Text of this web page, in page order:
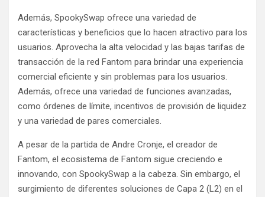
Además, SpookySwap ofrece una variedad de
características y beneficios que lo hacen atractivo para los
usuarios. Aprovecha la alta velocidad y las bajas tarifas de
transacción de la red Fantom para brindar una experiencia
comercial eficiente y sin problemas para los usuarios.
Además, ofrece una variedad de funciones avanzadas,
como órdenes de límite, incentivos de provisión de liquidez
y una variedad de pares comerciales.
A pesar de la partida de Andre Cronje, el creador de
Fantom, el ecosistema de Fantom sigue creciendo e
innovando, con SpookySwap a la cabeza. Sin embargo, el
surgimiento de diferentes soluciones de Capa 2 (L2) en el